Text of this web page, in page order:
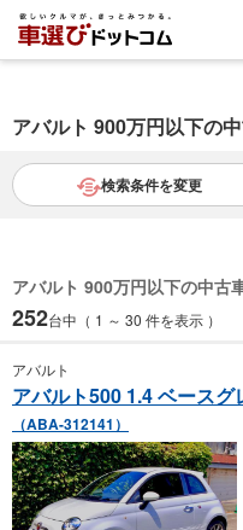
アバルト 900万円以下の
検索条件を変更
アバルト 900万円以下の中古
252台中（ 1 ～ 30 件を表示 ）
アバルト
アバルト500 1.4 ベース
（ABA-312141）